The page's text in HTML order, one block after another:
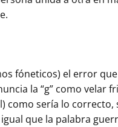
fóneticos) el error
la “g” como velar
como sería lo
que la palabra